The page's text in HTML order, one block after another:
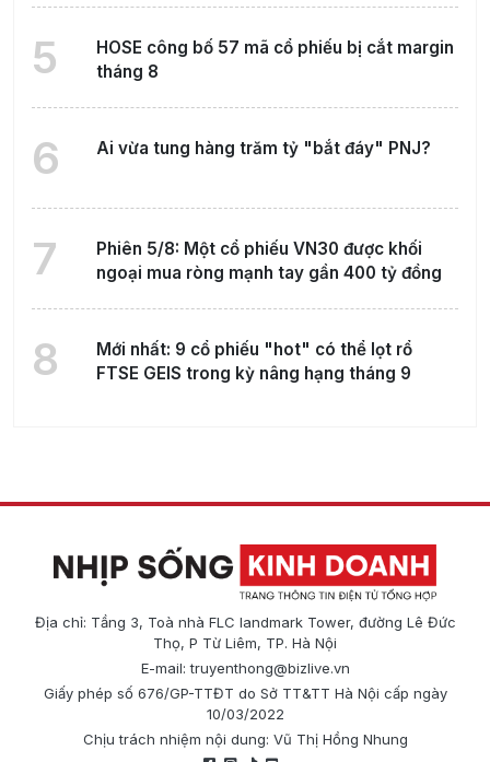
5
HOSE công bố 57 mã cổ phiếu bị cắt margin
tháng 8
6 Ai vừa tung hàng trăm tỷ "bắt đáy" PNJ?
7
Phiên 5/8: Một cổ phiếu VN30 được khối
ngoại mua ròng mạnh tay gần 400 tỷ đồng
8
Mới nhất: 9 cổ phiếu "hot" có thể lọt rổ
FTSE GEIS trong kỳ nâng hạng tháng 9
Địa chỉ: Tầng 3, Toà nhà FLC landmark Tower, đường Lê Đức
Thọ, P Từ Liêm, TP. Hà Nội
E-mail:truyenthong@bizlive.vn
Giấy phép số 676/GP-TTĐT do Sở TT&TT Hà Nội cấp ngày
10/03/2022
Chịu trách nhiệm nội dung: Vũ Thị Hồng Nhung